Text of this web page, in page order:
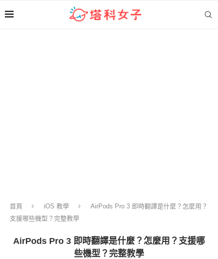
首頁 iOS 教學
AirPods Pro 3 即時翻譯是什麼？怎麼用？
支援哪些機型？完整教學
AirPods Pro 3 即時翻譯是什麼？怎麼用？支援哪
些機型？完整教學